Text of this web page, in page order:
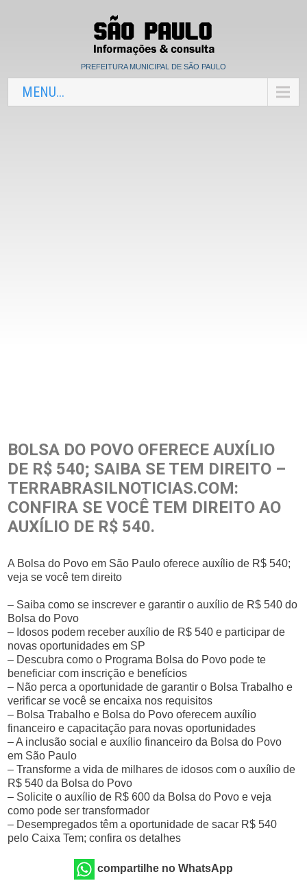
PREFEITURA MUNICIPAL DE SÃO PAULO
MENU...
BOLSA DO POVO OFERECE AUXÍLIO
DE R$ 540; SAIBA SE TEM DIREITO –
TERRABRASILNOTICIAS.COM:
CONFIRA SE VOCÊ TEM DIREITO AO
AUXÍLIO DE R$ 540.
A Bolsa do Povo em São Paulo oferece auxílio de R$ 540;
veja se você tem direito
– Saiba como se inscrever e garantir o auxílio de R$ 540 do
Bolsa do Povo
– Idosos podem receber auxílio de R$ 540 e participar de
novas oportunidades em SP
– Descubra como o Programa Bolsa do Povo pode te
beneficiar com inscrição e benefícios
– Não perca a oportunidade de garantir o Bolsa Trabalho e
verificar se você se encaixa nos requisitos
– Bolsa Trabalho e Bolsa do Povo oferecem auxílio
financeiro e capacitação para novas oportunidades
– A inclusão social e auxílio financeiro da Bolsa do Povo
em São Paulo
– Transforme a vida de milhares de idosos com o auxílio de
R$ 540 da Bolsa do Povo
– Solicite o auxílio de R$ 600 da Bolsa do Povo e veja
como pode ser transformador
– Desempregados têm a oportunidade de sacar R$ 540
pelo Caixa Tem; confira os detalhes
compartilhe no WhatsApp